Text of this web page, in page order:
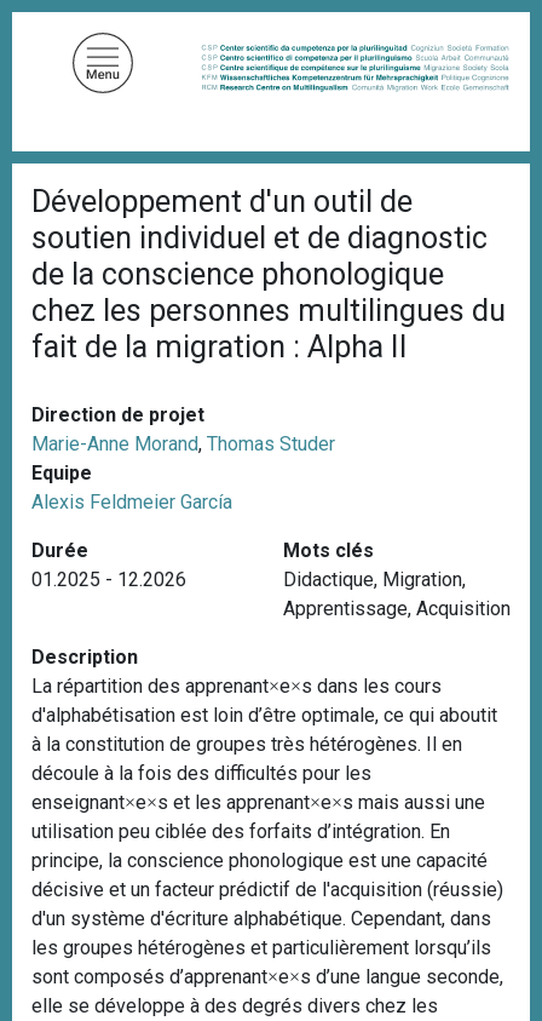
i
l
d
A
r
i
a
Développement d'un outil de
soutien individuel et de diagnostic
de la conscience phonologique
chez les personnes multilingues du
fait de la migration : Alpha II
Direction de projet
Marie-Anne Morand, Thomas Studer
Equipe
Alexis Feldmeier García
Durée
01.2025 - 12.2026
Mots clés
Didactique, Migration,
Apprentissage, Acquisition
Description
La répartition des apprenant×e×s dans les cours
d'alphabétisation est loin d’être optimale, ce qui aboutit
à la constitution de groupes très hétérogènes. Il en
découle à la fois des difficultés pour les
enseignant×e×s et les apprenant×e×s mais aussi une
utilisation peu ciblée des forfaits d’intégration. En
principe, la conscience phonologique est une capacité
décisive et un facteur prédictif de l'acquisition (réussie)
d'un système d'écriture alphabétique. Cependant, dans
les groupes hétérogènes et particulièrement lorsqu’ils
sont composés d’apprenant×e×s d’une langue seconde,
elle se développe à des degrés divers chez les